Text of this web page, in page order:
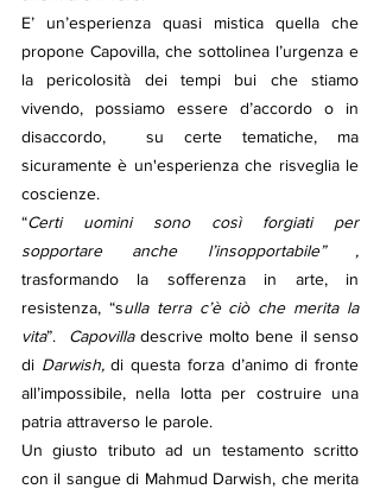
E’ un’esperienza quasi mistica quella che
propone Capovilla, che sottolinea l’urgenza e
la pericolosità dei tempi bui che stiamo
vivendo, possiamo essere d’accordo o in
disaccordo,  su certe tematiche, ma
sicuramente è un'esperienza che risveglia le
coscienze.
“Certi uomini sono così forgiati per
trasformando la sofferenza in arte, in
resistenza, “sulla terra c’è ciò che merita la
vita”. Capovilla descrive molto bene il senso
di Darwish, di questa forza d’animo di fronte
all’impossibile, nella lotta per costruire una
patria attraverso le parole.
Un giusto tributo ad un testamento scritto
con il sangue di Mahmud Darwish, che merita